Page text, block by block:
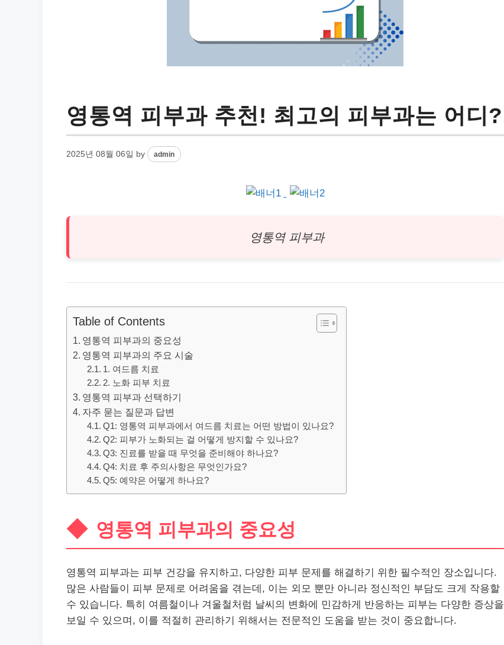
영통역 피부과 추천! 최고의 피부과는 어디?
2025년 08월 06일 by admin
영통역 피부과
Table of Contents
영통역 피부과의 중요성
영통역 피부과의 주요 시술
1. 여드름 치료
2. 노화 피부 치료
영통역 피부과 선택하기
자주 묻는 질문과 답변
Q1: 영통역 피부과에서 여드름 치료는 어떤 방법이 있나요?
Q2: 피부가 노화되는 걸 어떻게 방지할 수 있나요?
Q3: 진료를 받을 때 무엇을 준비해야 하나요?
Q4: 치료 후 주의사항은 무엇인가요?
Q5: 예약은 어떻게 하나요?
영통역 피부과의 중요성
영통역 피부과는 피부 건강을 유지하고, 다양한 피부 문제를 해결하기 위한 필수적인 장소입니다.
많은 사람들이 피부 문제로 어려움을 겪는데, 이는 외모 뿐만 아니라 정신적인 부담도 크게 작용할
수 있습니다. 특히 여름철이나 겨울철처럼 날씨의 변화에 민감하게 반응하는 피부는 다양한 증상을
보일 수 있으며, 이를 적절히 관리하기 위해서는 전문적인 도움을 받는 것이 중요합니다.